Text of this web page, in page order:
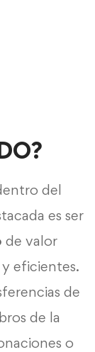
del
es ser
de valor
eficientes.
de
de la
o